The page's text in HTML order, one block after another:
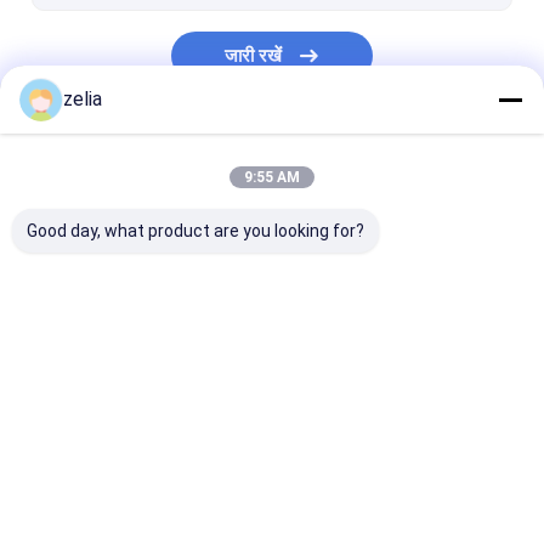
जारी रखें
zelia
9:55 AM
Good day, what product are you looking for?